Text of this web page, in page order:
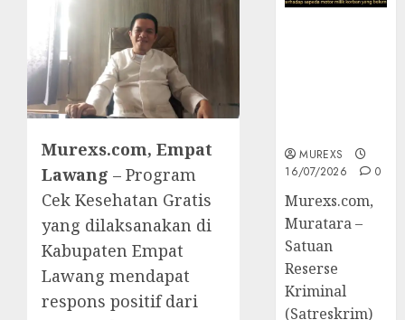
Murexs.com, Empat
Lawang – Program
Cek Kesehatan Gratis
yang dilaksanakan di
Kabupaten Empat
Lawang mendapat
respons positif dari
MUREXS
16/07/2026
0
Murexs.com,
Muratara –
Satuan
Reserse
Kriminal
(Satreskrim)